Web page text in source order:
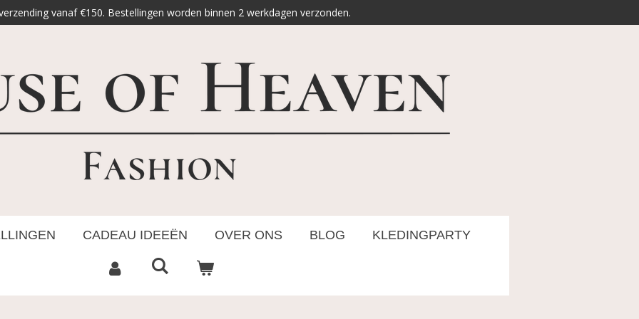
vanaf €150. Bestellingen worden binnen 2 werkdagen verzonden.
CADEAU IDEEËN OVER ONS BLOG KLEDINGPARTY